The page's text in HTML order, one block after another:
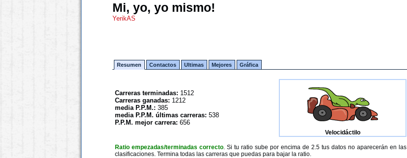
Mi, yo, yo mismo!
YerikAS
Resumen Contactos Ultimas Mejores Gráfica
Carreras terminadas: 1512
Carreras ganadas: 1212
media P.P.M.: 385
media P.P.M. últimas carreras: 538
P.P.M. mejor carrera: 656
Velocidáctilo
Ratio empezadas/terminadas correcto. Si tu ratio sube por encima de 2.5 tus datos no aparecerán en las
clasificaciones. Termina todas las carreras que puedas para bajar la ratio.